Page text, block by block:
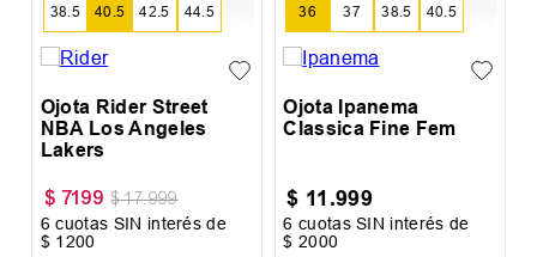
38.5 40.5 42.5 44.5
Ojota Rider Street
NBA Los Angeles
Lakers
$ 7199 $ 17.999
6 cuotas SIN interés de
$ 1200
36 37 38.5 40.5
Ojota Ipanema
Classica Fine Fem
$ 11 .999
6 cuotas SIN interés de
$ 2000